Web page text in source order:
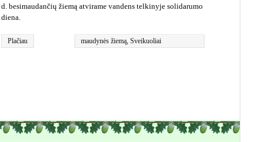
d. besimaudančių žiemą atvirame vandens telkinyje solidarumo
diena.
Plačiau maudynės žiemą, Sveikuoliai